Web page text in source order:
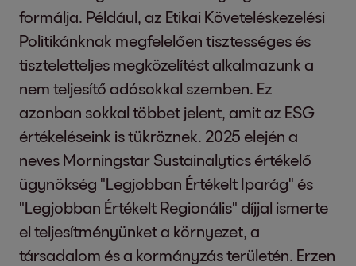
formálja. Például, az Etikai Követeléskezelési
Politikánknak megfelelően tisztességes és
tiszteletteljes megközelítést alkalmazunk a
nem teljesítő adósokkal szemben. Ez
azonban sokkal többet jelent, amit az ESG
értékeléseink is tükröznek. 2025 elején a
neves Morningstar Sustainalytics értékelő
ügynökség "Legjobban Értékelt Iparág" és
"Legjobban Értékelt Regionális" díjjal ismerte
el teljesítményünket a környezet, a
társadalom és a kormányzás területén. Erzen